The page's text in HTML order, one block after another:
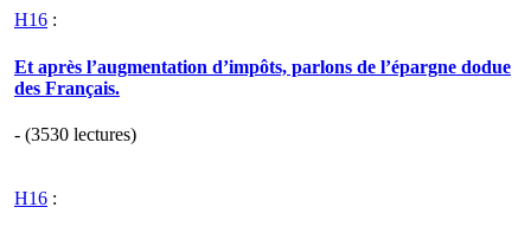
H16 :
Et après l’augmentation d’impôts, parlons de l’épargne dodue
des Français.
- (3530 lectures)
H16 :